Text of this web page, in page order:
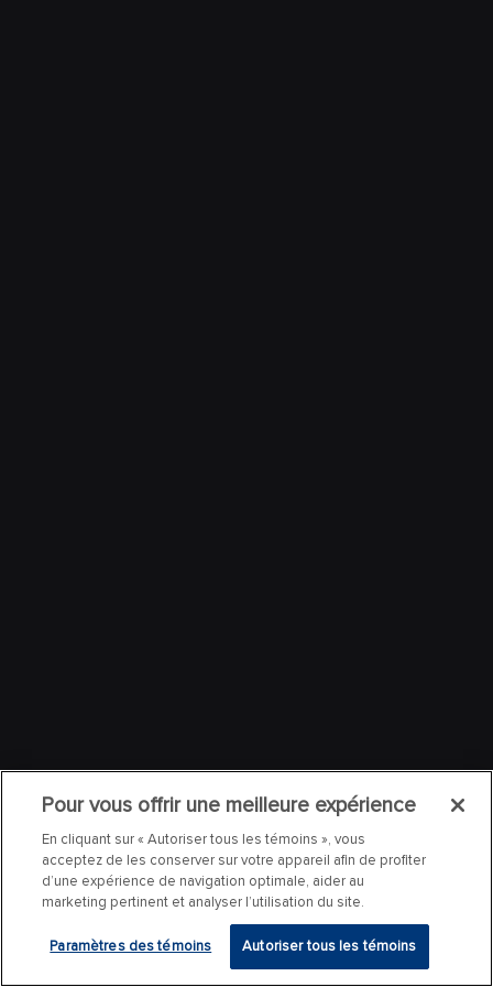
Pour vous offrir une meilleure expérience
En cliquant sur « Autoriser tous les témoins », vous
acceptez de les conserver sur votre appareil afin de profiter
d’une expérience de navigation optimale, aider au
marketing pertinent et analyser l’utilisation du site.
Paramètres des témoins Autoriser tous les témoins